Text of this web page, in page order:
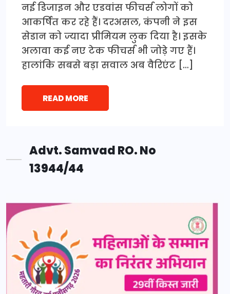
नई डिजाइन और एडवांस फीचर्स लोगों को
आकर्षित कर रहे हैं। दरअसल, कंपनी ने इस
सेडान को ज्यादा प्रीमियम लुक दिया है। इसके
अलावा कई नए टेक फीचर्स भी जोड़े गए हैं।
हालांकि सबसे बड़ा सवाल अब वैरिएंट […]
READ MORE
Advt. Samvad RO. No
13944/44